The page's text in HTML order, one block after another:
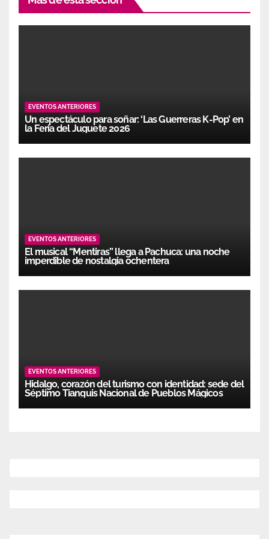
EVENTOS ANTERIORES
Un espectáculo para soñar: ‘Las Guerreras K-Pop’ en
la Feria del Juguete 2026
EVENTOS ANTERIORES
El musical “Mentiras” llega a Pachuca: una noche
imperdible de nostalgia ochentera
EVENTOS ANTERIORES
Hidalgo, corazón del turismo con identidad: sede del
Séptimo Tianguis Nacional de Pueblos Mágicos